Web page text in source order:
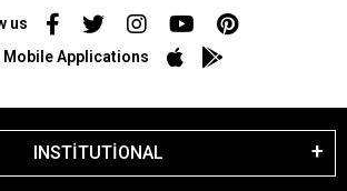
us
Mobile Applications
INSTİTUTİONAL